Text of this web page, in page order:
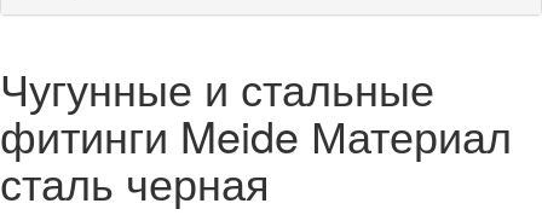
Чугунные и стальные
фитинги Meide Материал
сталь черная